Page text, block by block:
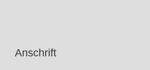
Anschrift